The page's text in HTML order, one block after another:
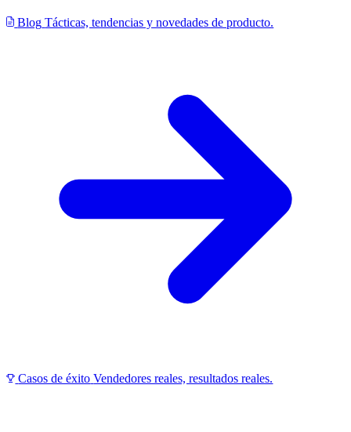
Blog Tácticas, tendencias y novedades de producto.
Casos de éxito Vendedores reales, resultados reales.